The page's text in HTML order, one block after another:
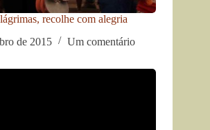
recolhe com alegria
de 2015
Um comentário